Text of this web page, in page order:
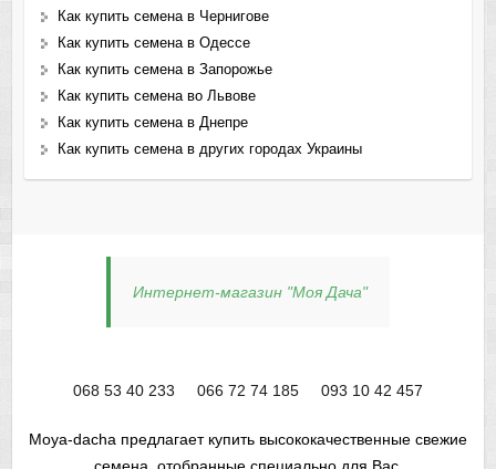
Как купить семена в Чернигове
Как купить семена в Одессе
Как купить семена в Запорожье
Как купить семена во Львове
Как купить семена в Днепре
Как купить семена в других городах Украины
Интернет-магазин "Моя Дача"
068 53 40 233 066 72 74 185 093 10 42 457
Moya-dacha предлагает купить высококачественные свежие